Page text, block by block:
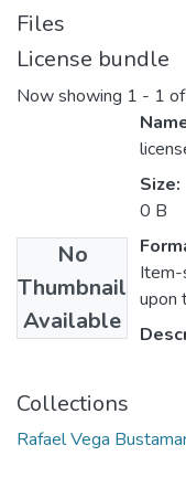
Files
License bundle
Now showing 1 - 1
No
Thumbnail
Available
Size:
0 B
Item-
upon
Collections
Rafael Vega